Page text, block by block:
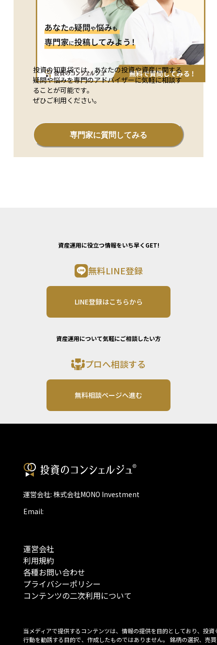
投資の知恵袋では、あなたの投資や資産に関する
疑問や悩みを専門のアドバイザーに気軽に相談す
ることが可能です。
ぜひご利用ください。
専門家に質問してみる
資産運用に役立つ情報をいち早くGET!
無料LINE登録
LINE登録はこちらから
資産運用について気軽にご相談したい方
プロへ相談する
無料相談ページへ進む
運営会社: 株式会社MONO Investment
Email:
運営会社
利用規約
各種お問い合わせ
プライバシーポリシー
コンテンツの二次利用について
当メディアで提供するコンテンツは、情報の提供を目的としており、投資
行動を勧誘する目的で、作成したものではありません。 銘柄の選択、売